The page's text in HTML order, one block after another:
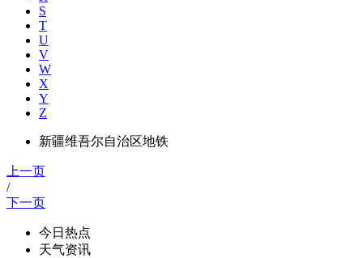
S
T
U
V
W
X
Y
Z
新疆维吾尔自治区地铁
上一页
/
下一页
今日热点
天气资讯